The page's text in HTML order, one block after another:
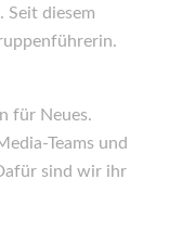
Seit diesem
für Neues.
Teams und
sind wir ihr